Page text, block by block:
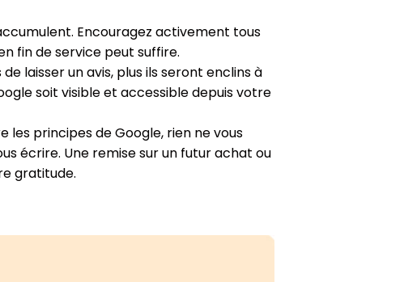
Encouragez activement tous
fin de service peut suffire.
laisser un avis, plus ils seront enclins à
soit visible et accessible depuis votre
les principes de Google, rien ne vous
écrire. Une remise sur un futur achat ou
gratitude.